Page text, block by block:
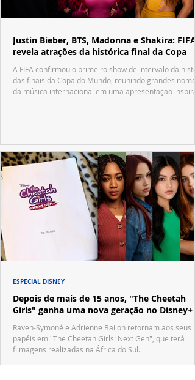
Justin Bieber, BTS, Madonna e Shakira: FIFA
revela atrações da histórica final da Copa
A FIFA confirmou o primeiro show de intervalo da
das finais da Copa do Mundo, reunindo grandes nomes
da música internacional em uma apresentação
Depois de mais de 15 anos, "The Cheetah
Girls" ganha uma nova geração no Disney+
Raven-Symoné e Adrienne Bailon retornam aos seus
papéis em "The Cheetah Girls: Next Gen", que terá
filmagens realizadas na África do Sul.
ESPECIAL DISNEY